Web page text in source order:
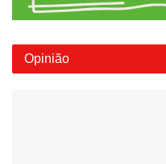
Opinião